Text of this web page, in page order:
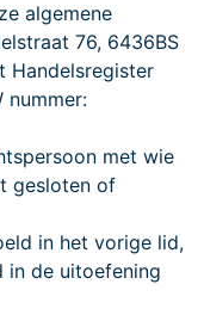
algemene
76, 6436BS
Handelsregister
nummer:
met wie
gesloten of
in het vorige lid,
in de uitoefening